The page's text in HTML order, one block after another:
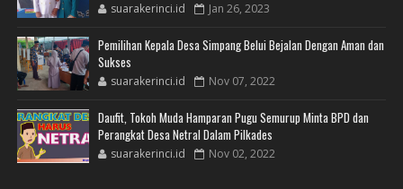
suarakerinci.id Jan 26, 2023
Pemilihan Kepala Desa Simpang Belui Bejalan Dengan Aman dan
Sukses
suarakerinci.id Nov 07, 2022
Daufit, Tokoh Muda Hamparan Pugu Semurup Minta BPD dan
Perangkat Desa Netral Dalam Pilkades
suarakerinci.id Nov 02, 2022